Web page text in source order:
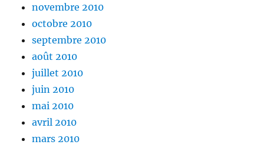
novembre 2010
octobre 2010
septembre 2010
août 2010
juillet 2010
juin 2010
mai 2010
avril 2010
mars 2010